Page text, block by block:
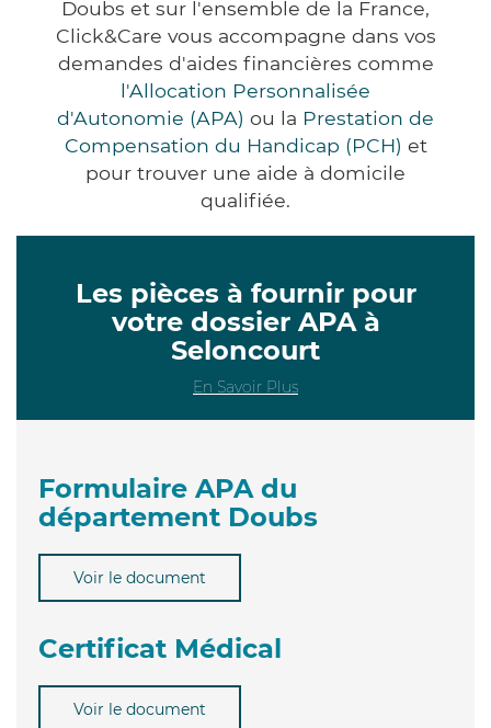
Doubs et sur l'ensemble de la France,
Click&Care vous accompagne dans vos
demandes d'aides financières comme
l'Allocation Personnalisée
d'Autonomie (APA) ou la Prestation de
Compensation du Handicap (PCH) et
pour trouver une aide à domicile
qualifiée.
Les pièces à fournir pour
votre dossier APA à
Seloncourt
En Savoir Plus
Formulaire APA du
département Doubs
Voir le document
Certificat Médical
Voir le document